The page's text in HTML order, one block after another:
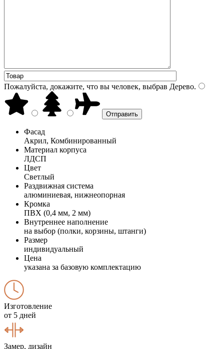
Пожалуйста, докажите, что вы человек, выбрав Дерево.
Фасад
Акрил, Комбинированный
Материал корпуса
ЛДСП
Цвет
Светлый
Раздвижная система
алюминиевая, нижнеопорная
Кромка
ПВХ (0,4 мм, 2 мм)
Внутреннее наполнение
на выбор (полки, корзины, штанги)
Размер
индивидуальный
Цена
указана за базовую комплектацию
Изготовление
от 5 дней
Замер, дизайн